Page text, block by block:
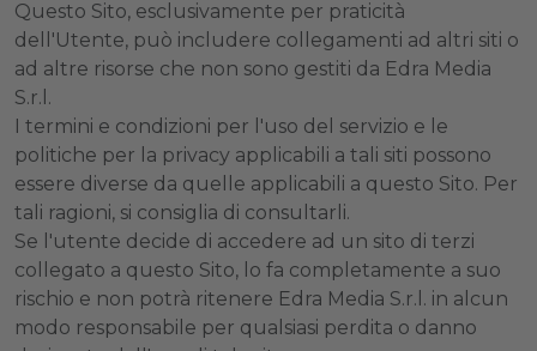
Questo Sito, esclusivamente per praticità
dell'Utente, può includere collegamenti ad altri siti o
ad altre risorse che non sono gestiti da Edra Media
S.r.l.
I termini e condizioni per l'uso del servizio e le
politiche per la privacy applicabili a tali siti possono
essere diverse da quelle applicabili a questo Sito. Per
tali ragioni, si consiglia di consultarli.
Se l'utente decide di accedere ad un sito di terzi
collegato a questo Sito, lo fa completamente a suo
rischio e non potrà ritenere Edra Media S.r.l. in alcun
modo responsabile per qualsiasi perdita o danno